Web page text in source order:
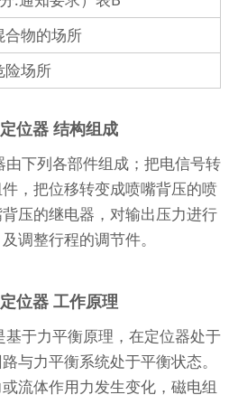
合物的场所
险场所
位器 结构组成
下列各部件组成；把电信号转
，把位移转变成喷嘴背压的喷
压的继电器，对输出压力进行
调整行程的调节件。
位器 工作原理
于力平衡原理，在定位器处于
与力平衡系统处于平衡状态。
流体作用力发生变化，磁电组